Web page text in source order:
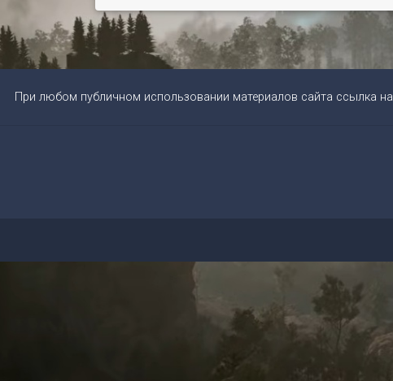
При любом публичном использовании материалов сайта ссылка на